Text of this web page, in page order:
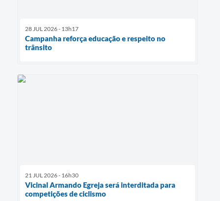
28 JUL 2026 - 13h17
Campanha reforça educação e respeito no
trânsito
21 JUL 2026 - 16h30
Vicinal Armando Egreja será interditada para
competições de ciclismo